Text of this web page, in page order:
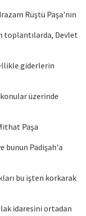
Rüştü Paşa'nın
toplantılarda, Devlet
giderlerin
üzerinde
Paşa
bunun Padişah'a
bu işten korkarak
idaresini ortadan